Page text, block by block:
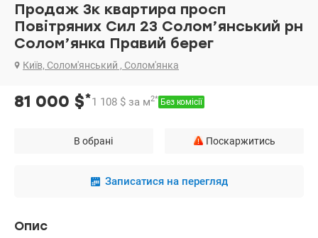
Продаж 3к квартира просп
Повітряних Сил 23 Солом’янський рн
Солом’янка Правий берег
Київ, Солом'янський , Солом'янка
81 000 $*1 108 $ за м2* Без комісії
В обрані Поскаржитись
Записатися на перегляд
Опис